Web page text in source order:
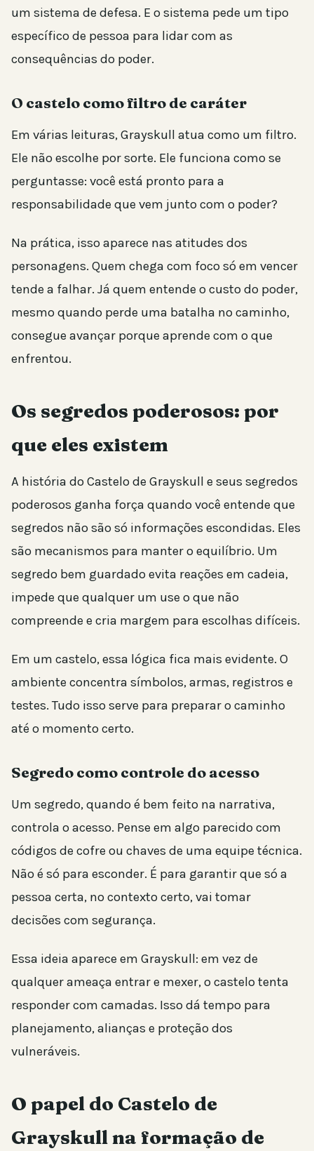
um sistema de defesa. E o sistema pede um tipo
específico de pessoa para lidar com as
consequências do poder.
O castelo como filtro de caráter
Em várias leituras, Grayskull atua como um filtro.
Ele não escolhe por sorte. Ele funciona como se
perguntasse: você está pronto para a
responsabilidade que vem junto com o poder?
Na prática, isso aparece nas atitudes dos
personagens. Quem chega com foco só em vencer
tende a falhar. Já quem entende o custo do poder,
mesmo quando perde uma batalha no caminho,
consegue avançar porque aprende com o que
enfrentou.
Os segredos poderosos: por
que eles existem
A história do Castelo de Grayskull e seus segredos
poderosos ganha força quando você entende que
segredos não são só informações escondidas. Eles
são mecanismos para manter o equilíbrio. Um
segredo bem guardado evita reações em cadeia,
impede que qualquer um use o que não
compreende e cria margem para escolhas difíceis.
Em um castelo, essa lógica fica mais evidente. O
ambiente concentra símbolos, armas, registros e
testes. Tudo isso serve para preparar o caminho
até o momento certo.
Segredo como controle do acesso
Um segredo, quando é bem feito na narrativa,
controla o acesso. Pense em algo parecido com
códigos de cofre ou chaves de uma equipe técnica.
Não é só para esconder. É para garantir que só a
pessoa certa, no contexto certo, vai tomar
decisões com segurança.
Essa ideia aparece em Grayskull: em vez de
qualquer ameaça entrar e mexer, o castelo tenta
responder com camadas. Isso dá tempo para
planejamento, alianças e proteção dos
vulneráveis.
O papel do Castelo de
Grayskull na formação de